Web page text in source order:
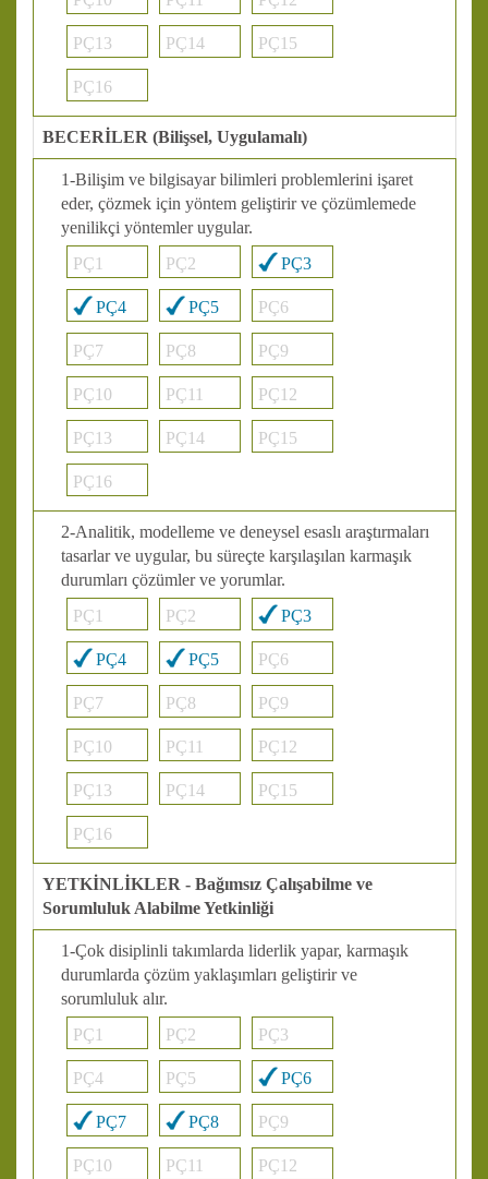
PÇ13 PÇ14 PÇ15
PÇ16
BECERİLER (Bilişsel, Uygulamalı)
1-Bilişim ve bilgisayar bilimleri problemlerini işaret
eder, çözmek için yöntem geliştirir ve çözümlemede
yenilikçi yöntemler uygular.
PÇ1
PÇ2 PÇ3
PÇ4 PÇ5 PÇ6
PÇ7 PÇ8 PÇ9
PÇ10 PÇ11 PÇ12
PÇ13 PÇ14 PÇ15
PÇ16
2-Analitik, modelleme ve deneysel esaslı araştırmaları
tasarlar ve uygular, bu süreçte karşılaşılan karmaşık
durumları çözümler ve yorumlar.
PÇ1
PÇ2 PÇ3
PÇ4 PÇ5 PÇ6
PÇ7 PÇ8 PÇ9
PÇ10 PÇ11 PÇ12
PÇ13 PÇ14 PÇ15
PÇ16
YETKİNLİKLER - Bağımsız Çalışabilme ve
Sorumluluk Alabilme Yetkinliği
1-Çok disiplinli takımlarda liderlik yapar, karmaşık
durumlarda çözüm yaklaşımları geliştirir ve
sorumluluk alır.
PÇ1
PÇ2 PÇ3
PÇ4 PÇ5 PÇ6
PÇ7 PÇ8 PÇ9
PÇ10 PÇ11 PÇ12